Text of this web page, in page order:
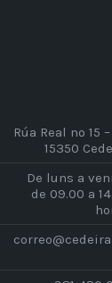
Rúa Real nº 15 –
15350
De luns a
de 09.00 a